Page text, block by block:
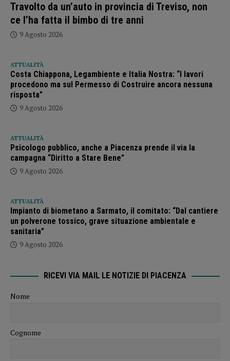
Travolto da un’auto in provincia di Treviso, non
ce l’ha fatta il bimbo di tre anni
9 Agosto 2026
ATTUALITÀ
Costa Chiappona, Legambiente e Italia Nostra: “I lavori
procedono ma sul Permesso di Costruire ancora nessuna
risposta”
9 Agosto 2026
ATTUALITÀ
Psicologo pubblico, anche a Piacenza prende il via la
campagna “Diritto a Stare Bene”
9 Agosto 2026
ATTUALITÀ
Impianto di biometano a Sarmato, il comitato: “Dal cantiere
un polverone tossico, grave situazione ambientale e
sanitaria”
9 Agosto 2026
RICEVI VIA MAIL LE NOTIZIE DI PIACENZA
Nome
Cognome